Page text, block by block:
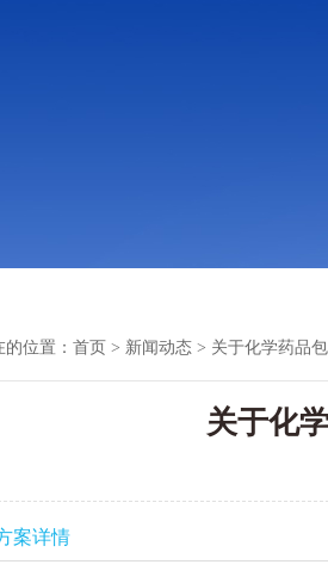
位置： 首页 > 新闻动态 > 关于化学药品
关于化
案详情